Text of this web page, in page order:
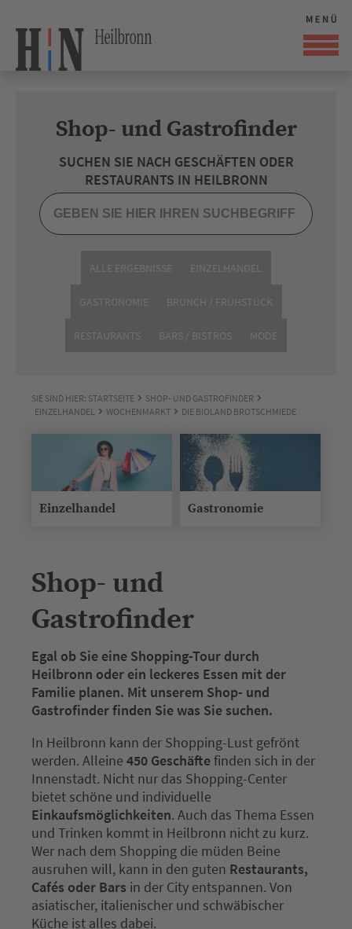
Shop- und Gastrofinder
SUCHEN SIE NACH GESCHÄFTEN ODER
RESTAURANTS IN HEILBRONN
ALLE ERGEBNISSE EINZELHANDEL
GASTRONOMIE BRUNCH / FRÜHSTÜCK
RESTAURANTS BARS / BISTROS MODE
SIE SIND HIER: STARTSEITE
SHOP- UND GASTROFINDER
EINZELHANDEL
WOCHENMARKT DIE BIOLAND BROTSCHMIEDE
Einzelhandel Gastronomie
Shop- und
Gastrofinder
Egal ob Sie eine Shopping-Tour durch
Heilbronn oder ein leckeres Essen mit der
Familie planen. Mit unserem Shop- und
Gastrofinder finden Sie was Sie suchen.
In Heilbronn kann der Shopping-Lust gefrönt
werden. Alleine 450 Geschäftefinden sich in der
Innenstadt. Nicht nur das Shopping-Center
bietet schöne und individuelle
Einkaufsmöglichkeiten. Auch das Thema Essen
und Trinken kommt in Heilbronn nicht zu kurz.
Wer nach dem Shopping die müden Beine
ausruhen will, kann in den guten Restaurants,
Cafés oder Bars in der City entspannen. Von
asiatischer, italienischer und schwäbischer
Küche ist alles dabei.